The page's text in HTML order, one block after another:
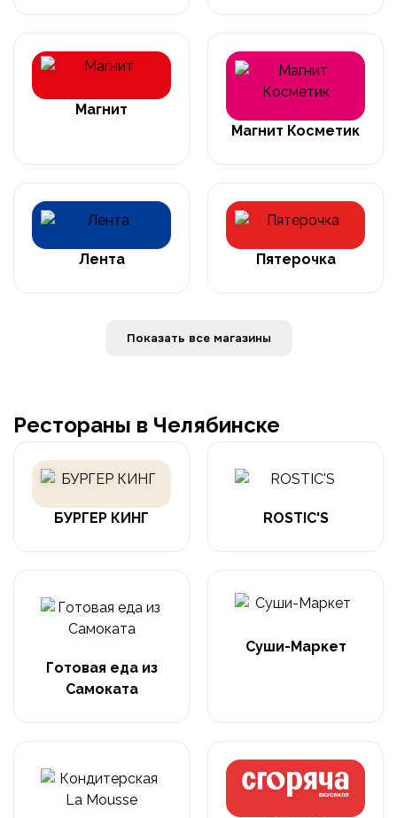
Магнит
Магнит Косметик
Лента Пятерочка
Показать все магазины
Рестораны в Челябинске
БУРГЕР КИНГ ROSTIC'S
Готовая еда из
Самоката
Суши-Маркет